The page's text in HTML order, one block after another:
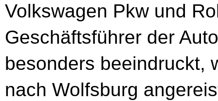
Volkswagen Pkw und
Geschäftsführer der
besonders beeindruckt,
nach Wolfsburg